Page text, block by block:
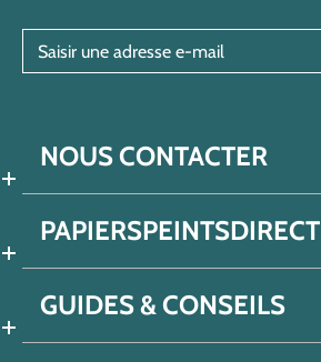
NOUS CONTACTER
PAPIERSPEINTSDIRECT
GUIDES & CONSEILS